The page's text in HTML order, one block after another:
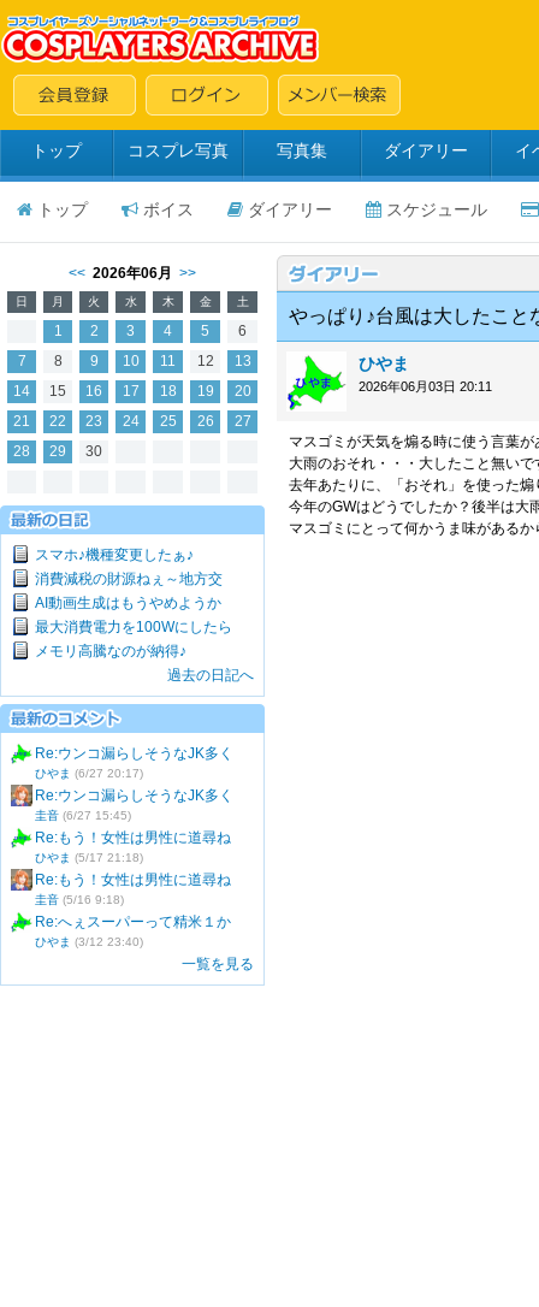
トップ コスプレ写真 写真集 ダイアリー イ
トップ ボイス ダイアリー スケジュール
<< 2026年06月 >>
日 月 火 水 木 金 土
1 2 3 4 5
6
7
8 9 10 11 12
13
14
15 16 17 18 19
20
21
22 23 24 25 26
27
28
29 30
スマホ♪機種変更したぁ♪
消費減税の財源ねぇ～地方交
AI動画生成はもうやめようか
最大消費電力を100Wにしたら
メモリ高騰なのが納得♪
過去の日記へ
Re:ウンコ漏らしそうなJK多く
ひやま (6/27 20:17)
Re:ウンコ漏らしそうなJK多く
圭音 (6/27 15:45)
Re:もう！女性は男性に道尋ね
ひやま (5/17 21:18)
Re:もう！女性は男性に道尋ね
圭音 (5/16 9:18)
Re:へぇスーパーって精米１か
ひやま (3/12 23:40)
一覧を見る
やっぱり♪台風は大したこと
ひやま
2026年06月03日 20:11
マスゴミが天気を煽る時に使う言葉
大雨のおそれ・・・大したこと無い
去年あたりに、「おそれ」を使った
今年のGWはどうでしたか？後半は大
マスゴミにとって何かうま味がある